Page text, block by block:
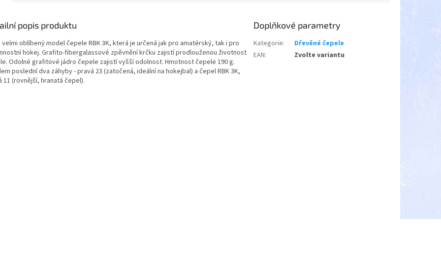
popis produktu
velmi oblíbený model čepele RBK 3K, která je určená jak pro amatérský, tak i pro
hokej. Grafito-fibergalassové zpěvnění krčku zajistí prodlouženou životnost
Odolné grafitové jádro čepele zajistí vyšší odolnost. Hmotnost čepele 190 g.
poslední dva záhyby - pravá 23 (zatočená, ideální na hokejbal) a čepel RBK 3K,
11 (rovnější, hranatá čepel).
Doplňkové parametry
Kategorie:
Dřevěné čepele
EAN: Zvolte variantu